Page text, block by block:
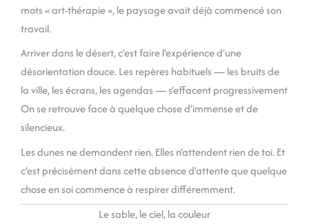
mots « art-thérapie », le paysage avait déjà commencé son
travail.
Arriver dans le désert, c’est faire l’expérience d’une
désorientation douce. Les repères habituels — les bruits de
la ville, les écrans, les agendas — s’effacent progressivement
On se retrouve face à quelque chose d’immense et de
silencieux.
Les dunes ne demandent rien. Elles n’attendent rien de toi. Et
c’est précisément dans cette absence d’attente que quelque
chose en soi commence à respirer différemment.
Le sable, le ciel, la couleur